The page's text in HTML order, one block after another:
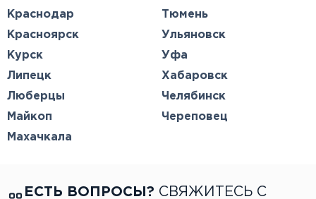
Краснодар
Красноярск
Курск
Липецк
Люберцы
Майкоп
Махачкала
Тюмень
Ульяновск
Уфа
Хабаровск
Челябинск
Череповец
ЕСТЬ ВОПРОСЫ? СВЯЖИТЕСЬ С